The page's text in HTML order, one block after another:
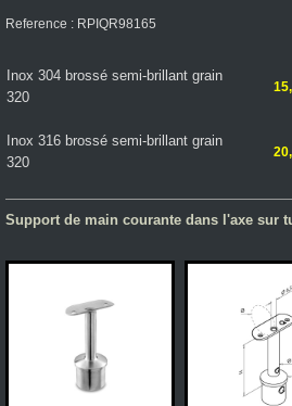
Reference : RPIQR98165
Inox 304 brossé semi-brillant grain
320
Inox 316 brossé semi-brillant grain
320
Support de main courante dans l'axe sur